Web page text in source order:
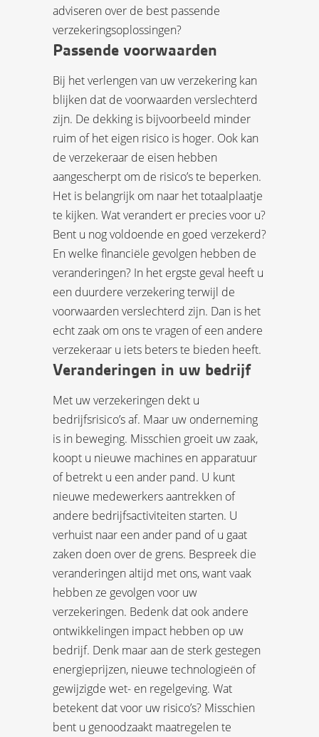
adviseren over de best passende
verzekeringsoplossingen?
Passende voorwaarden
Bij het verlengen van uw verzekering kan
blijken dat de voorwaarden verslechterd
zijn. De dekking is bijvoorbeeld minder
ruim of het eigen risico is hoger. Ook kan
de verzekeraar de eisen hebben
aangescherpt om de risico’s te beperken.
Het is belangrijk om naar het totaalplaatje
te kijken. Wat verandert er precies voor u?
Bent u nog voldoende en goed verzekerd?
En welke financiële gevolgen hebben de
veranderingen? In het ergste geval heeft u
een duurdere verzekering terwijl de
voorwaarden verslechterd zijn. Dan is het
echt zaak om ons te vragen of een andere
verzekeraar u iets beters te bieden heeft.
Veranderingen in uw bedrijf
Met uw verzekeringen dekt u
bedrijfsrisico’s af. Maar uw onderneming
is in beweging. Misschien groeit uw zaak,
koopt u nieuwe machines en apparatuur
of betrekt u een ander pand. U kunt
nieuwe medewerkers aantrekken of
andere bedrijfsactiviteiten starten. U
verhuist naar een ander pand of u gaat
zaken doen over de grens. Bespreek die
veranderingen altijd met ons, want vaak
hebben ze gevolgen voor uw
verzekeringen. Bedenk dat ook andere
ontwikkelingen impact hebben op uw
bedrijf. Denk maar aan de sterk gestegen
energieprijzen, nieuwe technologieën of
gewijzigde wet- en regelgeving. Wat
betekent dat voor uw risico’s? Misschien
bent u genoodzaakt maatregelen te